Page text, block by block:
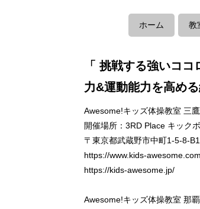
ホーム 教
「 挑戦する強いコ
力&運動能力を高め
Awesome!キッズ体操教室 三
開催場所：3RD Place キック
〒東京都武蔵野市中町1-5-8-
https://www.kids-
https://kids-awesome.jp/
Awesome!キッズ体操教室 那